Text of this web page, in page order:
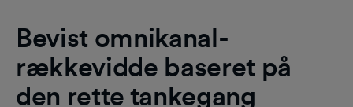
Bevist omnikanal-
rækkevidde baseret på
den rette tankegang